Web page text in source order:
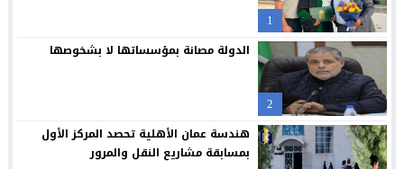
23:12 جامعة الزيتونة الأردنية تحتفل بتخريج الفوج الثلاثين من طلبتها
21:09 “العلوم التطبيقية” تحتضن “بالعربي – عمّان”.. ملتقى المبدعين
20:54 حملة عالمية لكفالة أيتام غزة: لايف للإغاثة والتنمية تكثف
18:45 فراس العرابي يهنيء الدكتور صالح المجالي بالمنصب الجديد
1
2
الدولة مصانة بمؤسساتها لا بشخوصها
هندسة عمان الأهلية تحصد المركز الأول
بمسابقة مشاريع النقل والمرور